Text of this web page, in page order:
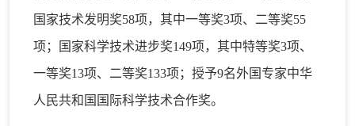
国家技术发明奖58项，其中一等奖3项、二等奖55
项；国家科学技术进步奖149项，其中特等奖3项、
一等奖13项、二等奖133项；授予9名外国专家中华
人民共和国国际科学技术合作奖。